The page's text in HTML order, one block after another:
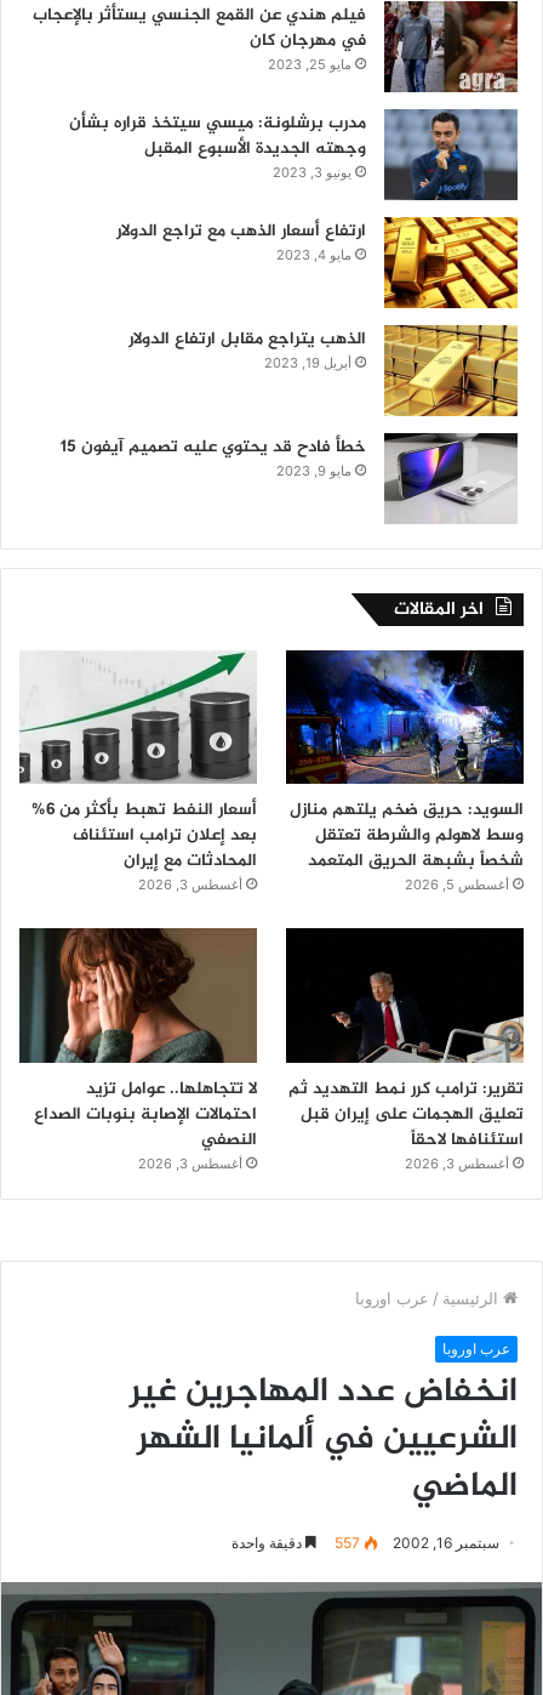
فيلم هندي عن القمع الجنسي يستأثر بالإعجاب
في مهرجان كان
مايو 25, 2023
مدرب برشلونة: ميسي سيتخذ قراره بشأن
وجهته الجديدة الأسبوع المقبل
يونيو 3, 2023
ارتفاع أسعار الذهب مع تراجع الدولار
مايو 4, 2023
الذهب يتراجع مقابل ارتفاع الدولار
أبريل 19, 2023
خطأ فادح قد يحتوي عليه تصميم آيفون 15
مايو 9, 2023
اخر المقالات
السويد: حريق ضخم يلتهم منازل
وسط لاهولم والشرطة تعتقل
شخصاً بشبهة الحريق المتعمد
أغسطس 5, 2026
أسعار النفط تهبط بأكثر من 6%
بعد إعلان ترامب استئناف
المحادثات مع إيران
أغسطس 3, 2026
تقرير: ترامب كرر نمط التهديد ثم
تعليق الهجمات على إيران قبل
استئنافها لاحقاً
أغسطس 3, 2026
لا تتجاهلها.. عوامل تزيد
احتمالات الإصابة بنوبات الصداع
النصفي
أغسطس 3, 2026